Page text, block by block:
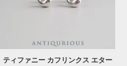
ティファニー カフリンクス エター